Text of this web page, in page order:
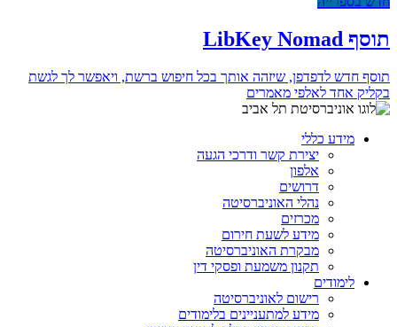
תוסף LibKey Nomad
תוסף חדש לדפדפן, שיזהה אותך בכל חיפוש ברשת, ויאפשר לך לגשת
בקליק אחד לאלפי מאמרים
מידע כללי
יצירת קשר ודרכי הגעה
אלפון
דרושים
נהלי האוניברסיטה
מכרזים
מידע לשעת חירום
מבקרת האוניברסיטה
תקנון משמעת ופסקי דין
לימודים
רישום לאוניברסיטה
מידע למתעניינים בלימודים